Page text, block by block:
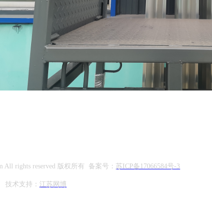
All rights reserved 版权所有 备案号：苏ICP备17066584号-3
技术支持： 江苏网博